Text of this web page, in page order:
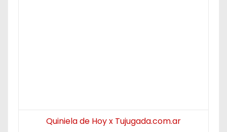
Quiniela de Hoy x Tujugada.com.ar